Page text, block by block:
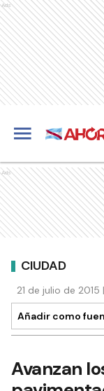
Ads
Ads
CIUDAD
21 de julio de
Añadir como
Avanzan